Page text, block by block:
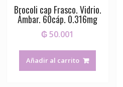
Brocoli cap Frasco. Vidrio.
Ámbar. 60cáp. 0.316mg
₲50.001
Añadir al carrito